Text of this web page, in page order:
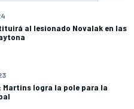
al lesionado Novalak en las
Martins logra la pole para la